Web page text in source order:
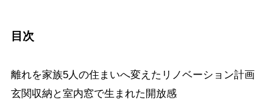
目次
離れを家族5人の住まいへ変えたリノベーション計画
玄関収納と室内窓で生まれた開放感